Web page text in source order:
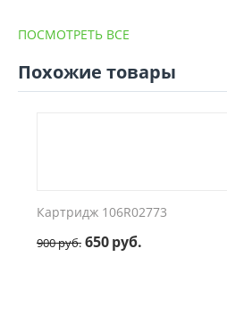
ПОСМОТРЕТЬ ВСЕ
Похожие товары
Картридж 106R02773
900руб. 650руб.